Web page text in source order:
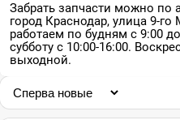
Забрать запчасти можно по
город Краснодар, улица 9-го
работаем по будням с 9:00
субботу с 10:00-16:00.
выходной.